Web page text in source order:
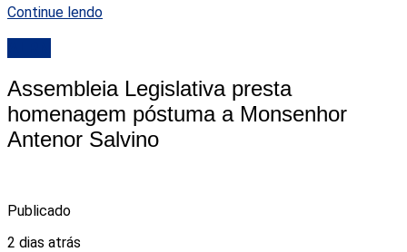
Continue lendo
Assembleia Legislativa presta
homenagem póstuma a Monsenhor
Antenor Salvino
Publicado
2 dias atrás